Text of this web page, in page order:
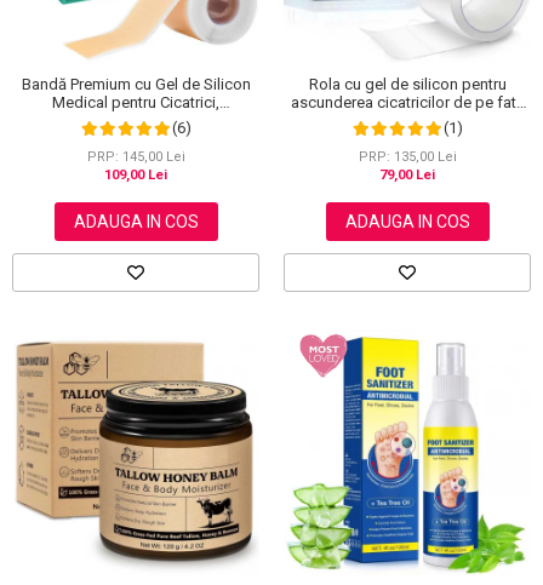
Bandă Premium cu Gel de Silicon
Medical pentru Cicatrici,
Reutilizabilă, NOVA KISS®, 4 cm x
1.5 m
(6)
PRP: 145,00 Lei
109,00 Lei
ADAUGA IN COS
Rola cu gel de silicon pentru
ascunderea cicatricilor de pe fata
sau corp, plasture reutilizabil, 2.5
cm x 1.5 m, Elaimei
(1)
PRP: 135,00 Lei
79,00 Lei
ADAUGA IN COS